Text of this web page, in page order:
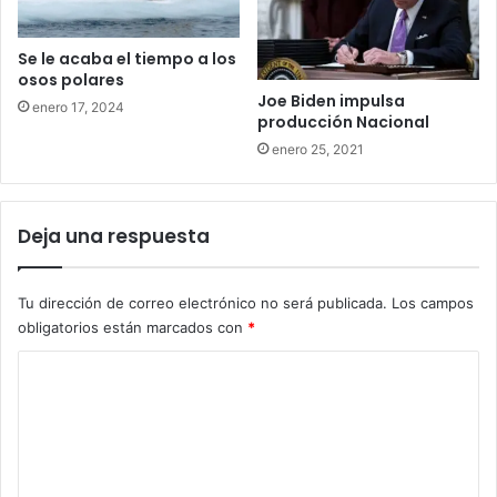
Se le acaba el tiempo a los
osos polares
enero 17, 2024
Joe Biden impulsa
producción Nacional
enero 25, 2021
Deja una respuesta
Tu dirección de correo electrónico no será publicada. Los campos
obligatorios están marcados con *